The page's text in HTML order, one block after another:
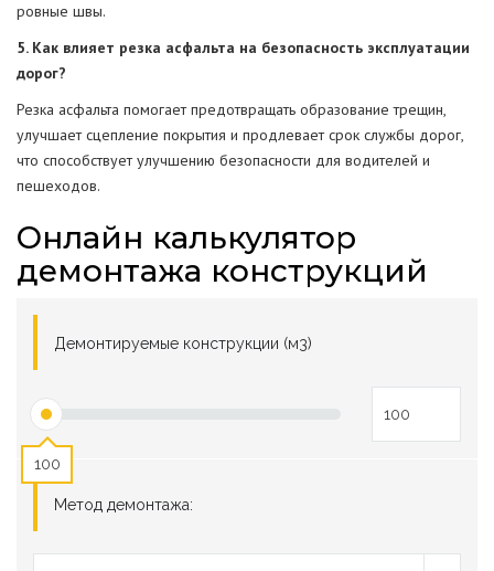
ровные швы.
5. Как влияет резка асфальта на безопасность эксплуатации
дорог?
Резка асфальта помогает предотвращать образование трещин,
улучшает сцепление покрытия и продлевает срок службы дорог,
что способствует улучшению безопасности для водителей и
пешеходов.
Онлайн калькулятор
демонтажа конструкций
Демонтируемые конструкции (м3)
100
Метод демонтажа: